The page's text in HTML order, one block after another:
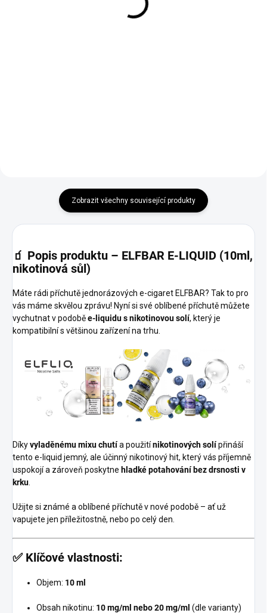
Zobrazit všechny související produkty
🧃 Popis produktu – ELFBAR E-LIQUID (10ml,
nikotinová sůl)
Máte rádi příchutě jednorázových e-cigaret ELFBAR? Tak to pro
vás máme skvělou zprávu! Nyní si své oblíbené příchutě můžete
vychutnat v podoběe-liquidu s nikotinovou solí, který je
kompatibilní s většinou zařízení na trhu.
Díkyvyladěnému mixu chutía použitínikotinových solípřináší
tento e-liquid jemný, ale účinný nikotinový hit, který vás příjemně
uspokojí a zároveň poskytne hladké potahování bez drsnosti v
krku
Užijte si známé a oblíbené příchutě v nové podobě – ať už
vapujete jen příležitostně, nebo po celý den.
✅ Klíčové vlastnosti:
Objem: 10 ml
Obsah nikotinu: 10 mg/ml nebo 20 mg/ml (dle varianty)